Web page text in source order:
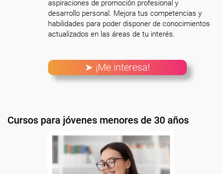
aspiraciones de promoción profesional y
desarrollo personal. Mejora tus competencias y
habilidades para poder disponer de conocimientos
actualizados en las áreas de tu interés.
➤ ¡Me interesa!
Cursos para jóvenes menores de 30 años